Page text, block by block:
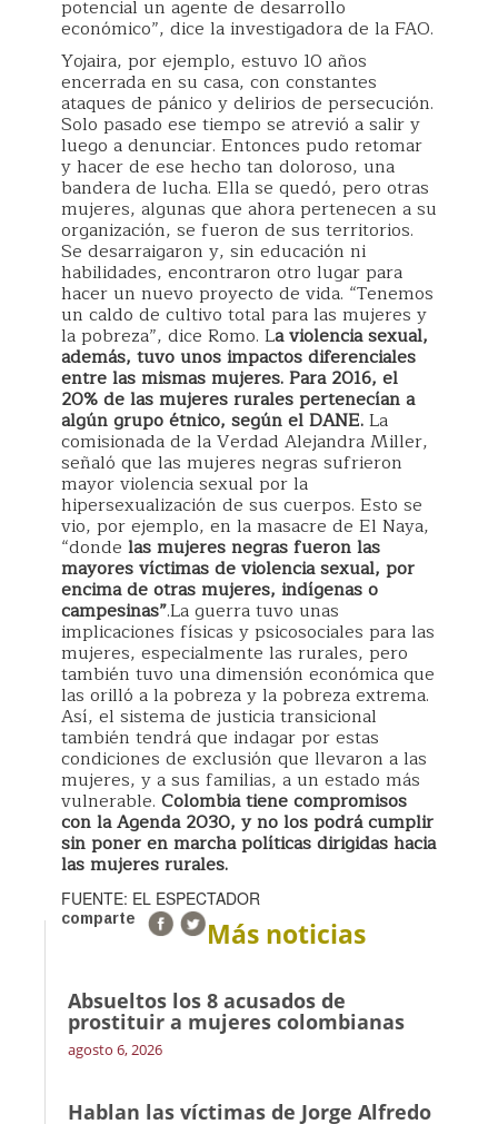
potencial un agente de desarrollo
económico”, dice la investigadora de la FAO.
Yojaira, por ejemplo, estuvo 10 años
encerrada en su casa, con constantes
ataques de pánico y delirios de persecución.
Solo pasado ese tiempo se atrevió a salir y
luego a denunciar. Entonces pudo retomar
y hacer de ese hecho tan doloroso, una
bandera de lucha. Ella se quedó, pero otras
mujeres, algunas que ahora pertenecen a su
organización, se fueron de sus territorios.
Se desarraigaron y, sin educación ni
habilidades, encontraron otro lugar para
hacer un nuevo proyecto de vida. “Tenemos
un caldo de cultivo total para las mujeres y
la pobreza”, dice Romo. La violencia sexual,
además, tuvo unos impactos diferenciales
entre las mismas mujeres. Para 2016, el
20% de las mujeres rurales pertenecían a
algún grupo étnico, según el DANE.La
comisionada de la Verdad Alejandra Miller,
señaló que las mujeres negras sufrieron
mayor violencia sexual por la
hipersexualización de sus cuerpos. Esto se
vio, por ejemplo, en la masacre de El Naya,
“donde las mujeres negras fueron las
mayores víctimas de violencia sexual, por
encima de otras mujeres, indígenas o
campesinas”.La guerra tuvo unas
implicaciones físicas y psicosociales para las
mujeres, especialmente las rurales, pero
también tuvo una dimensión económica que
las orilló a la pobreza y la pobreza extrema.
Así, el sistema de justicia transicional
también tendrá que indagar por estas
condiciones de exclusión que llevaron a las
mujeres, y a sus familias, a un estado más
vulnerable. Colombia tiene compromisos
con la Agenda 2030, y no los podrá cumplir
sin poner en marcha políticas dirigidas hacia
las mujeres rurales.
FUENTE: EL ESPECTADOR
comparte Más noticias
Absueltos los 8 acusados de
prostituir a mujeres colombianas
agosto 6, 2026
Hablan las víctimas de Jorge Alfredo